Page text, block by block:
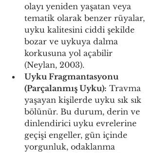
olayı yeniden yaşatan veya
tematik olarak benzer rüyalar,
uyku kalitesini ciddi şekilde
bozar ve uykuya dalma
korkusuna yol açabilir
(Neylan, 2003).
Uyku Fragmantasyonu
(Parçalanmış Uyku): Travma
yaşayan kişilerde uyku sık sık
bölünür. Bu durum, derin ve
dinlendirici uyku evrelerine
geçişi engeller, gün içinde
yorgunluk, odaklanma